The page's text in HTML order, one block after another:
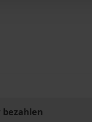
bezahlen